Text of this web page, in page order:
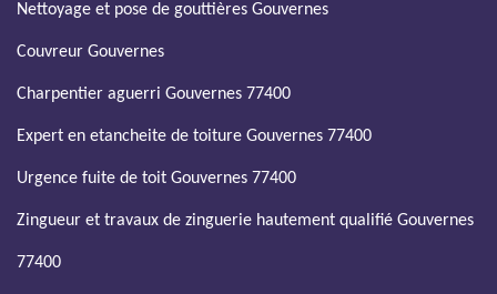
Nettoyage et pose de gouttières Gouvernes
Couvreur Gouvernes
Charpentier aguerri Gouvernes 77400
Expert en etancheite de toiture Gouvernes 77400
Urgence fuite de toit Gouvernes 77400
Zingueur et travaux de zinguerie hautement qualifié Gouvernes
77400